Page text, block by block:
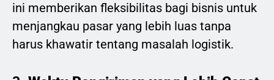
ini memberikan fleksibilitas bagi bisnis untuk
menjangkau pasar yang lebih luas tanpa
harus khawatir tentang masalah logistik.